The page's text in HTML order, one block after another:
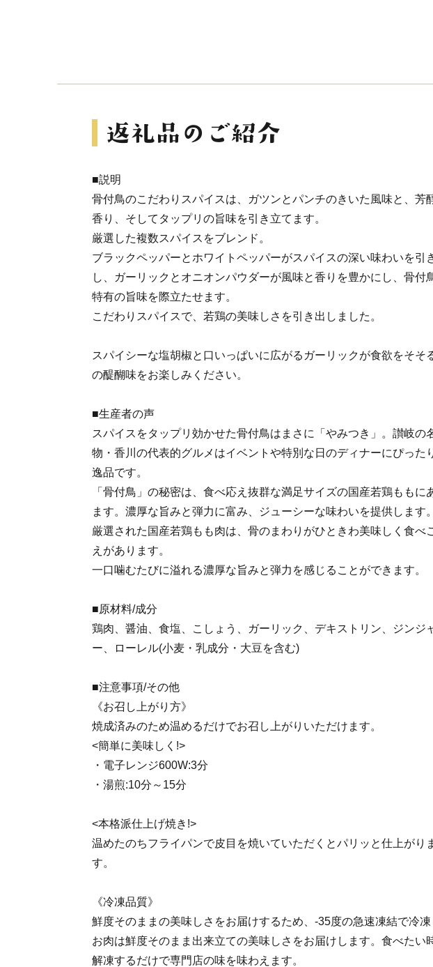
■説明
骨付鳥のこだわりスパイスは、ガツンとパンチのきいた風味と、芳
香り、そしてタップリの旨味を引き立てます。
厳選した複数スパイスをブレンド。
ブラックペッパーとホワイトペッパーがスパイスの深い味わいを引
し、ガーリックとオニオンパウダーが風味と香りを豊かにし、骨付
特有の旨味を際立たせます。
こだわりスパイスで、若鶏の美味しさを引き出しました。
スパイシーな塩胡椒と口いっぱいに広がるガーリックが食欲をそそ
の醍醐味をお楽しみください。
■生産者の声
スパイスをタップリ効かせた骨付鳥はまさに「やみつき」。讃岐の
物・香川の代表的グルメはイベントや特別な日のディナーにぴった
逸品です。
「骨付鳥」の秘密は、食べ応え抜群な満足サイズの国産若鶏ももに
ます。濃厚な旨みと弾力に富み、ジューシーな味わいを提供します。
厳選された国産若鶏もも肉は、骨のまわりがひときわ美味しく食べ
えがあります。
一口噛むたびに溢れる濃厚な旨みと弾力を感じることができます。
■原材料/成分
鶏肉、醤油、食塩、こしょう、ガーリック、デキストリン、ジンジ
ー、ローレル(小麦・乳成分・大豆を含む)
■注意事項/その他
《お召し上がり方》
焼成済みのため温めるだけでお召し上がりいただけます。
<簡単に美味しく!>
・電子レンジ600W:3分
・湯煎:10分～15分
<本格派仕上げ焼き!>
温めたのちフライパンで皮目を焼いていただくとパリッと仕上がり
す。
《冷凍品質》
鮮度そのままの美味しさをお届けするため、-35度の急速凍結で冷凍
お肉は鮮度そのまま出来立ての美味しさをお届けします。食べたい
解凍するだけで専門店の味を味わえます。